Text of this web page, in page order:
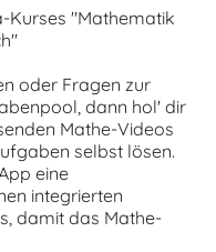
Kurses "Mathematik
oder Fragen zur
dann hol' dir
Mathe-Videos
selbst lösen.
eine
integrierten
damit das Mathe-